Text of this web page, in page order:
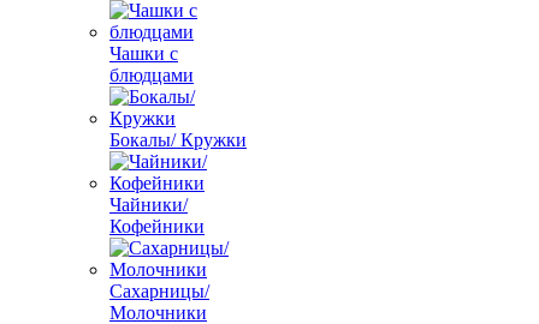
Чашки с
блюдцами
Бокалы/ Кружки
Чайники/
Кофейники
Сахарницы/
Молочники